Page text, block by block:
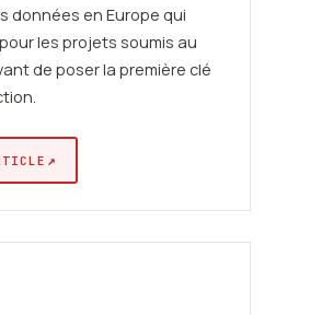
données en Europe qui
les projets soumis au
de poser la première clé
↗